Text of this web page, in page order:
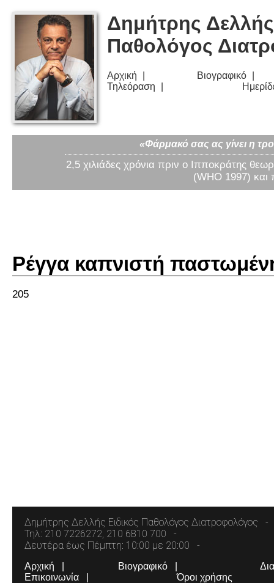
Δημήτρης
Παθολόγος
Αρχική
Βιογραφικό
Τηλεόραση
«Φάρμακό σας ας γίνει η
2,5 χιλιάδες χρόνια πριν ο Ιπποκράτης
(WHO 1997) και
Ρέγγα καπνιστή
205
Δημήτρης Δελλής Ειδικός Παθολόγος Διατροφολόγος
Τηλ: 210 7226272, 210 6810 700
Δευτέρα έως Πέμπτη: 10:00 με 20:00
Αρχική Βιογραφικό
Επικοινωνία
Όροι χρήσης